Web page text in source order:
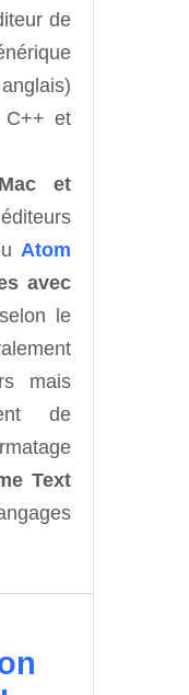
de
C++ et
et
Atom
avec
le
mais
de
Text